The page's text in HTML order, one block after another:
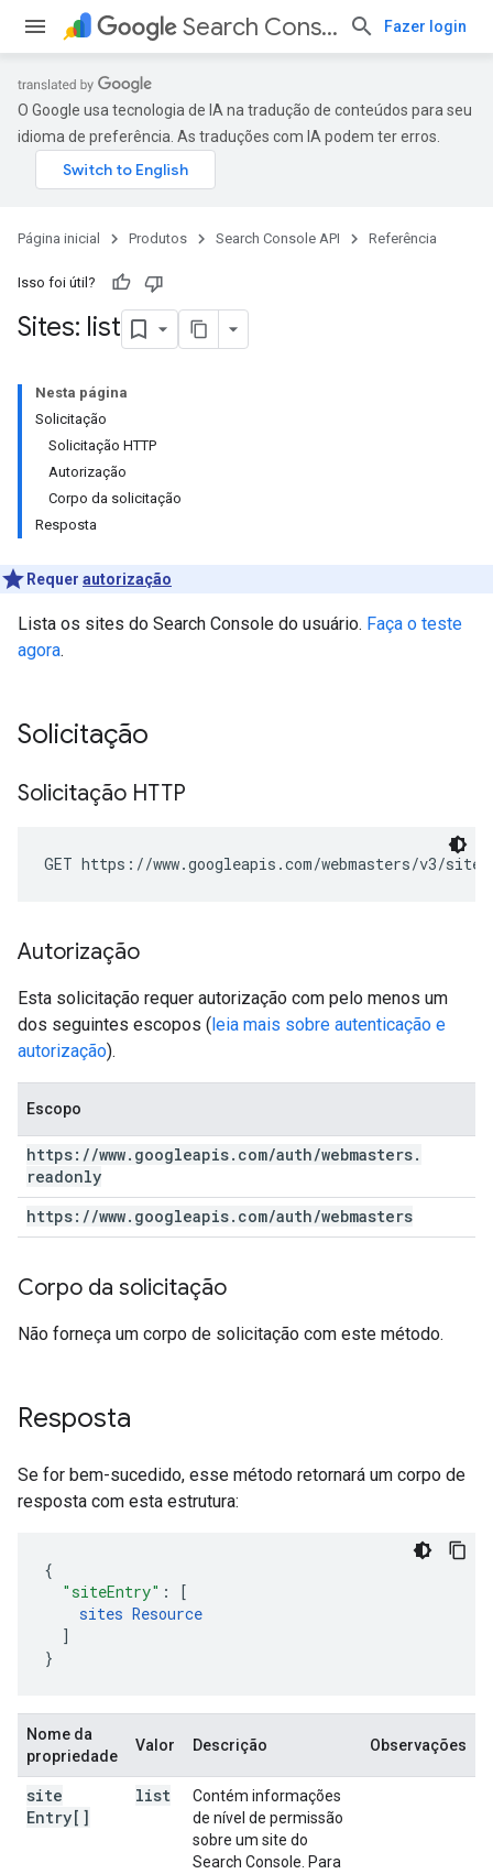
Search Console API Fazer login
O Google usa tecnologia de IA na tradução de conteúdos para seu
idioma de preferência. As traduções com IA podem ter erros.
Página inicial Produtos Search Console API Referência
Isso foi útil?
Sites: list
Nesta página
Solicitação
Solicitação HTTP
Autorização
Corpo da solicitação
Resposta
Requer autorização
Lista os sites do Search Console do usuário. Faça o teste
agora.
Solicitação
Solicitação HTTP
GET https://www.googleapis.com/webmasters/v3/sites
Autorização
Esta solicitação requer autorização com pelo menos um
dos seguintes escopos (leia mais sobre autenticação e
autorização).
Escopo
https: //www. googleapis. com/auth/webmasters.
readonly
https: //www. googleapis. com/auth/webmasters
Corpo da solicitação
Não forneça um corpo de solicitação com este método.
Resposta
Se for bem-sucedido, esse método retornará um corpo de
resposta com esta estrutura:
"siteEntry" :
[
sites Resource
]
}
Nome da
propriedade
Valor Descrição Observações
site
Entry[]
list
Contém informações
de nível de permissão
sobre um site do
Search Console. Para